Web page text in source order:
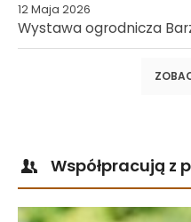
12 Maja 2026
Wystawa ogrodnicza
Współpracują z